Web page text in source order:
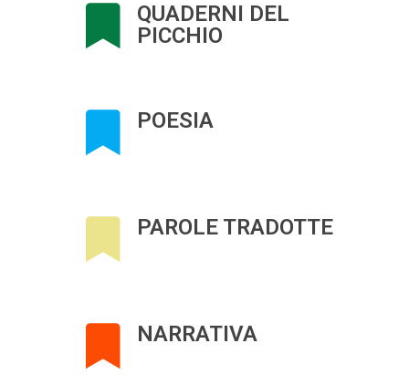
QUADERNI DEL
PICCHIO
POESIA
PAROLE TRADOTTE
NARRATIVA